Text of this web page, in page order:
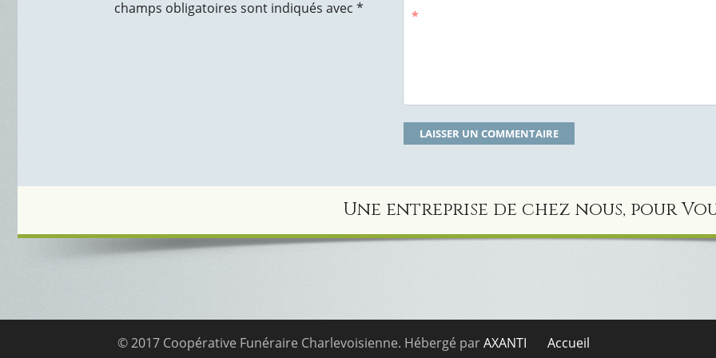
champs obligatoires sont indiqués avec *
*
Une entreprise de chez nous, pour
Accueil
© 2017 Coopérative Funéraire Charlevoisienne. Hébergé parAXANTI